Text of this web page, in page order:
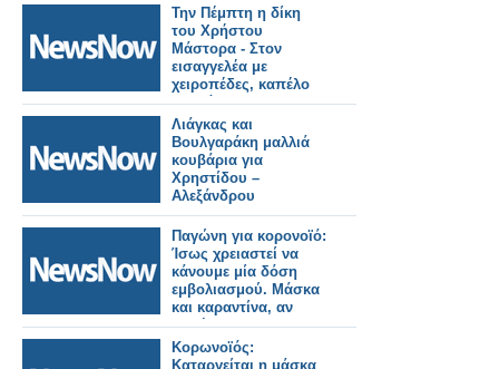
Την Πέμπτη η δίκη
του Χρήστου
Μάστορα - Στον
εισαγγελέα με
χειροπέδες, καπέλο
και μάσκα
Λιάγκας και
Βουλγαράκη μαλλιά
κουβάρια για
Χρηστίδου –
Αλεξάνδρου
Παγώνη για κορονοϊό:
Ίσως χρειαστεί να
κάνουμε μία δόση
εμβολιασμού. Μάσκα
και καραντίνα, αν
νοσήσουμε
Κορωνοϊός:
Καταργείται η μάσκα